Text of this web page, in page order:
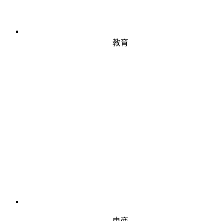
教育